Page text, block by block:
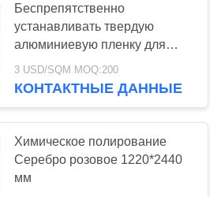
панель
65
Беспрепятственно
устанавливать твердую
алюминиевую пленку для
легких и прочных конструкций
3 USD/SQM MOQ:200
КОНТАКТНЫЕ ДАННЫЕ
Химическое полирование
Серебро розовое 1220*2440
мм